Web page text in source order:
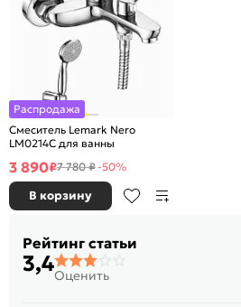
Распродажа
Смеситель Lemark Nero
LM0214C для ванны
3 890₽7 780 ₽-50%
В корзину
Рейтинг статьи
3,4Оценить